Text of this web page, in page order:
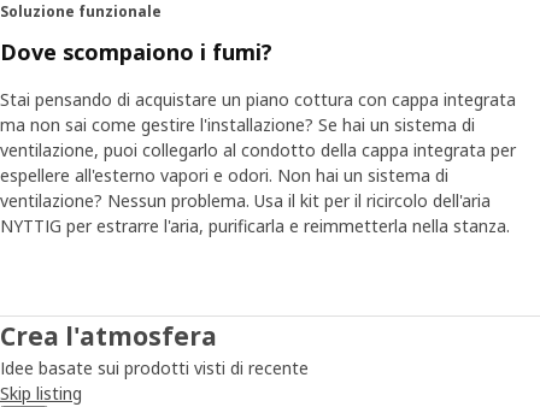
massima temperatura. Misuriamo anche la temperatura
dei mobili intorno, per assicurarci che non si surriscaldino."
che gli elettrodomestici devono affrontare ogni giorno. "In
media, la porta del frigorifero viene aperta circa 80 volte al
giorno, ecco perché eseguiamo dei test per assicurarci che
ciò non influisca sulla temperatura all'interno."
Prodotti sicuri per la vita in casa
cassetti, che lo sportello del forno non pizzichi le dita e
che non ci siano bordi affilati nella lavastoviglie. Cosa
accade a un prodotto che non supera i test? "In quel caso
il fornitore deve esaminarlo, risolvere il problema e
Soluzione funzionale
Dove scompaiono i fumi?
Stai pensando di acquistare un piano cottura con cappa integrata
ma non sai come gestire l'installazione? Se hai un sistema di
ventilazione, puoi collegarlo al condotto della cappa integrata per
espellere all'esterno vapori e odori. Non hai un sistema di
ventilazione? Nessun problema. Usa il kit per il ricircolo dell'aria
NYTTIG per estrarre l'aria, purificarla e reimmetterla nella stanza.
Crea l'atmosfera
Idee basate sui prodotti visti di recente
Skip listing